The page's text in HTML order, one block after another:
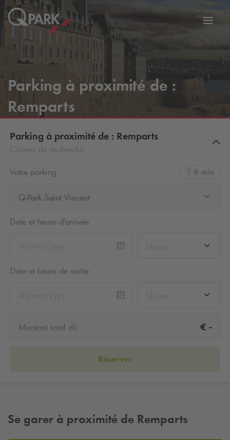
Parking à proximité de :
Remparts
Parking à proximité de : Remparts
Votre parking
6 min
Q-Park Saint Vincent
Date et heure d'arrivée
Date et heure de sortie
Montant total dû € -
Réserver
Se garer à proximité de Remparts